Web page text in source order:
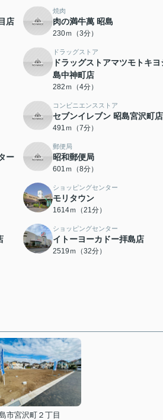
店
焼肉
肉の満牛萬 昭島
230ｍ（3分）
ドラッグストア
ドラッグストアマツモトキヨ
島中神町店
282ｍ（4分）
コンビニエンスストア
セブンイレブン 昭島宮沢町店
491ｍ（7分）
ー
郵便局
昭和郵便局
601ｍ（8分）
ショッピングセンター
モリタウン
1614ｍ（21分）
ショッピングセンター
イトーヨーカドー拝島店
2519ｍ（32分）
市宮沢町２丁目